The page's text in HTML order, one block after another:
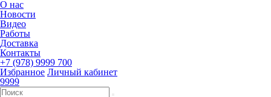
О нас
Новости
Видео
Работы
Доставка
Контакты
+7 (978) 9999 700
Избранное Личный кабинет
9999